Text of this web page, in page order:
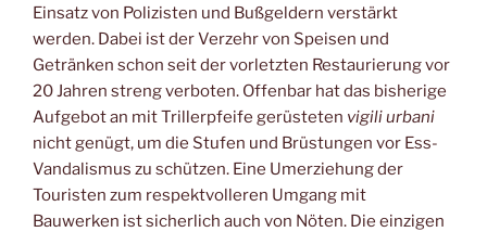
Einsatz von Polizisten und Bußgeldern verstärkt
werden. Dabei ist der Verzehr von Speisen und
Getränken schon seit der vorletzten Restaurierung vor
20 Jahren streng verboten. Offenbar hat das bisherige
Aufgebot an mit Trillerpfeife gerüsteten vigili urbani
nicht genügt, um die Stufen und Brüstungen vor Ess-
Vandalismus zu schützen. Eine Umerziehung der
Touristen zum respektvolleren Umgang mit
Bauwerken ist sicherlich auch von Nöten. Die einzigen